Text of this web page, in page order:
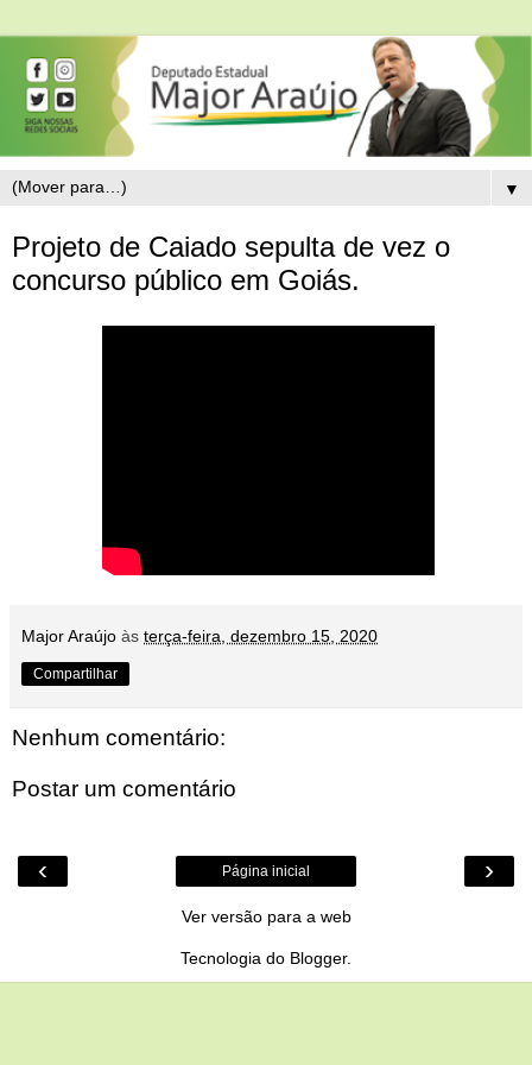
▼
Projeto de Caiado sepulta de vez o
concurso público em Goiás.
Major Araújo às terça-feira, dezembro 15, 2020
Compartilhar
Nenhum comentário:
Postar um comentário
‹ ›
Página inicial
Ver versão para a web
Tecnologia do Blogger.